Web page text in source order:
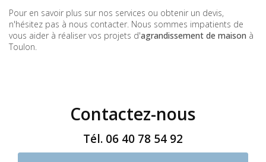
Pour en savoir plus sur nos services ou obtenir un devis,
n'hésitez pas à nous contacter. Nous sommes impatients de
vous aider à réaliser vos projets d'agrandissement de maison à
Toulon.
Contactez-nous
Tél. 06 40 78 54 92